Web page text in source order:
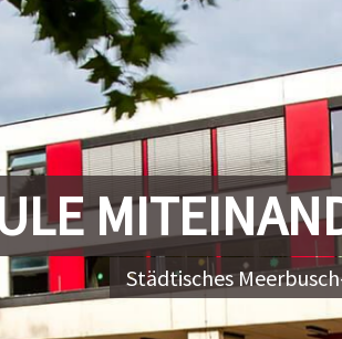
Städtisches